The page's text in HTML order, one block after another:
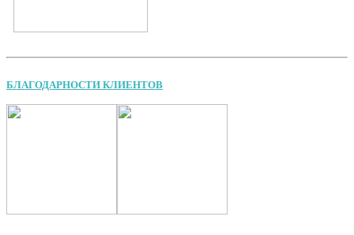
БЛАГОДАРНОСТИ КЛИЕНТОВ